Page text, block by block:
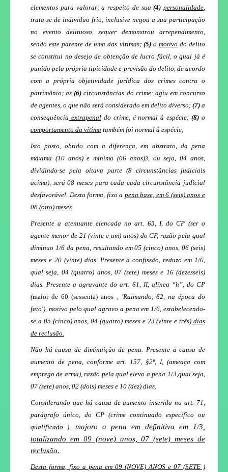
elementos para valorar; a respeito de sua(4) personalidade,
trata-se de individuo frio, inclusive negou a sua participação
no evento delituoso, sequer demonstrou arrependimento,
sendo este parente de uma das vítimas; (5)o motivo do delito
se constitui no desejo de obtenção de lucro fácil, o qual já é
punido pela própria tipicidade e previsão do delito, de acordo
com a própria objetividade jurídica dos crimes contra o
patrimônio; as(6) circunstâncias do crime: agiu em concurso
de agentes, o que não será considerado em delito diverso; (7) a
consequência extrapenaldo crime, é normal à espécie;(8) o
comportamento da vítima também foi normal à espécie;
Isto posto, obtido com a diferença, em abstrato, da pena
máxima (10 anos) e mínima (06 anos)3, ou seja, 04 anos,
dividindo-se pela oitava parte (8 circunstâncias judiciais
acima), será 08 meses para cada cada circunstância judicial
desfavorável. Desta forma, fixo a pena base, em 6 (seis) anos e
08 (oito) meses.
Presente a atenuante elencada no art. 65, I, do CP (ser o
agente menor de 21 (vinte e um) anos) do CP, razão pela qual
diminuo 1/6 da pena, resultando em 05 (cinco) anos, 06 (seis)
meses e 20 (vinte) dias. Presente a confissão, reduzo em 1/6,
qual seja, 04 (quatro) anos, 07 (sete) meses e 16 (dezesseis)
dias. Presente a agravante do art. 61, II, alínea “h”, do CP
(maior de 60 (sessenta) anos , 'Raimundo, 62, na época do
fato'), motivo pelo qual agravo a pena em 1/6, estabelecendo-
se a 05 (cinco) anos, 04 (quatro) meses e 23 (vinte e três) dias
de reclusão.
Não há causa de diminuição de pena. Presente a causa de
aumento de pena, conforme art. 157, §2º, I, (ameaça com
emprego de arma), razão pela qual elevo a pena 1/3,qual seja,
07 (sete) anos, 02 (dois) meses e 10 (dez) dias.
Considerando que há causa de aumento inserida no art. 71,
parágrafo único, do CP (crime continuado específico ou
qualificado ),
majoro a pena em definitiva em 1/3,
totalizando em 09 (nove) anos, 07 (sete) meses de
reclusão.
Desta forma, fixo a pena em 09 (NOVE) ANOS e 07 (SETE )